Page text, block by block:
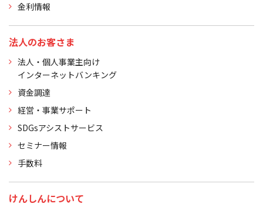
金利情報
法人のお客さま
法人・個人事業主向け
インターネットバンキング
資金調達
経営・事業サポート
SDGsアシストサービス
セミナー情報
手数料
けんしんについて